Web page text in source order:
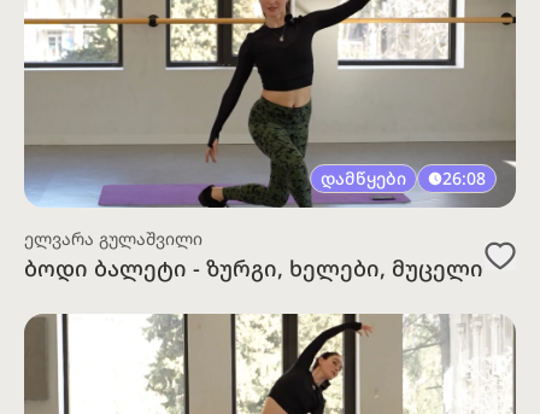
დამწყები 26:08
ელვარა გულაშვილი
ბოდი ბალეტი - ზურგი, ხელები, მუცელი